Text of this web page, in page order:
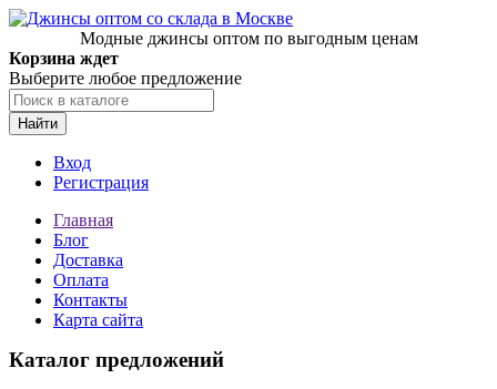
Модные джинсы оптом по выгодным ценам
Корзина ждет
Выберите любое предложение
Найти
Вход
Регистрация
Главная
Блог
Доставка
Оплата
Контакты
Карта сайта
Каталог предложений